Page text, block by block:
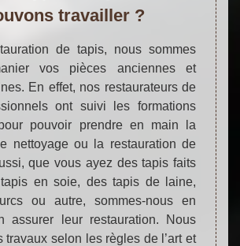
travailler ?
de tapis, nous sommes
vos pièces anciennes et
En effet, nos restaurateurs de
ont suivi les formations
pouvoir prendre en main la
nettoyage ou la restauration de
que vous ayez des tapis faits
en soie, des tapis de laine,
ou autre, sommes-nous en
assurer leur restauration. Nous
travaux selon les règles de l’art et